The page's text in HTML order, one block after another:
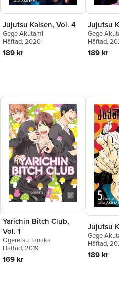
Jujutsu Kaisen, Vol. 4
Gege Akutami
Häftad, 2020
189 kr
Jujutsu
Gege
Häftad,
189 kr
Yarichin Bitch Club,
Vol. 1
Ogeretsu Tanaka
Häftad, 2019
169 kr
Jujutsu
Gege
Häftad,
189 kr